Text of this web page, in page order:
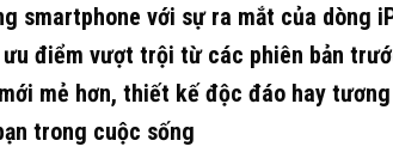
smartphone với sự ra mắt của dòng
điểm vượt trội từ các phiên bản
mẻ hơn, thiết kế độc đáo hay
trong cuộc sống